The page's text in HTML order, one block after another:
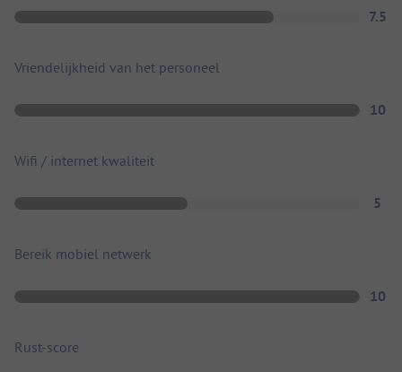
7.5
Vriendelijkheid van het personeel
10
Wifi / internet kwaliteit
5
Bereik mobiel netwerk
10
Rust-score